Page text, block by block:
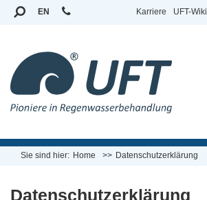
Karriere UFT-Wiki
EN
Sie sind hier: Home Datenschutzerklärung
Datenschutzerklärung